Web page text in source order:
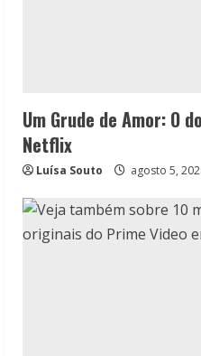
Um Grude de Amor: O
Netflix
Luísa Souto agosto 5,